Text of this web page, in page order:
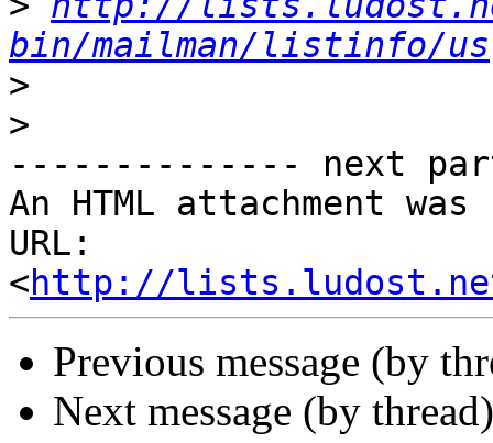
bin/mailman/listinfo/us
>
>
-------------- next
An HTML attachment
URL:
<http://lists.ludost.net/
Previous message (by
Next message (by